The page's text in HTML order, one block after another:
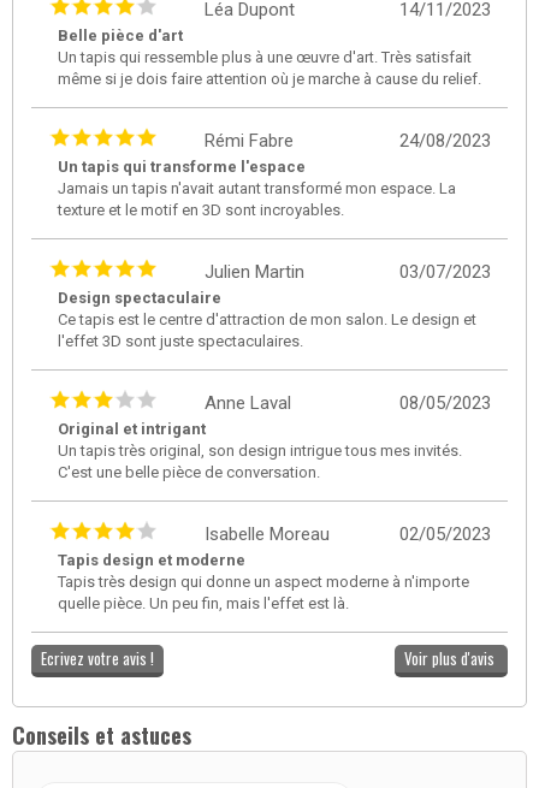
14/11/2023
Léa Dupont
Belle pièce d'art
Un tapis qui ressemble plus à une œuvre d'art. Très satisfait
même si je dois faire attention où je marche à cause du relief.
24/08/2023
Rémi Fabre
Un tapis qui transforme l'espace
Jamais un tapis n'avait autant transformé mon espace. La
texture et le motif en 3D sont incroyables.
03/07/2023
Julien Martin
Design spectaculaire
Ce tapis est le centre d'attraction de mon salon. Le design et
l'effet 3D sont juste spectaculaires.
08/05/2023
Anne Laval
Original et intrigant
Un tapis très original, son design intrigue tous mes invités.
C'est une belle pièce de conversation.
02/05/2023
Isabelle Moreau
Tapis design et moderne
Tapis très design qui donne un aspect moderne à n'importe
quelle pièce. Un peu fin, mais l'effet est là.
Ecrivez votre avis ! Voir plus d'avis
Conseils et astuces